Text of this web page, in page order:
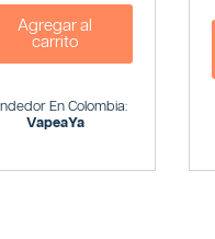
Agregar al
carrito
En Colombia:
VapeaYa